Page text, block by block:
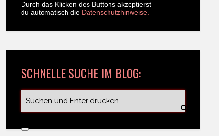
Durch das Klicken des Buttons akzeptierst
du automatisch die Datenschutzhinweise.
SCHNELLE SUCHE IM BLOG: